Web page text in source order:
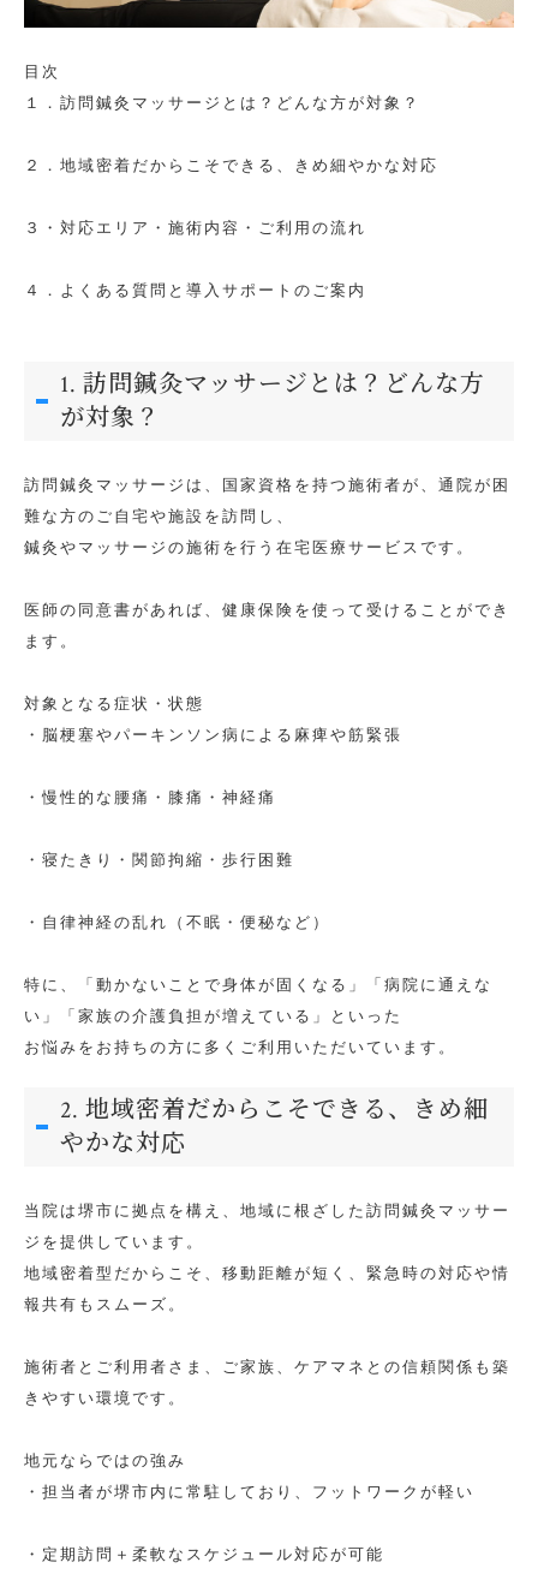
目次
１．訪問鍼灸マッサージとは？どんな方が対象？
２．地域密着だからこそできる、きめ細やかな対応
３・対応エリア・施術内容・ご利用の流れ
４．よくある質問と導入サポートのご案内
1. 訪問鍼灸マッサージとは？どんな方
が対象？
訪問鍼灸マッサージは、国家資格を持つ施術者が、通院が困
難な方のご自宅や施設を訪問し、
鍼灸やマッサージの施術を行う在宅医療サービスです。
医師の同意書があれば、健康保険を使って受けることができ
ます。
対象となる症状・状態
・脳梗塞やパーキンソン病による麻痺や筋緊張
・慢性的な腰痛・膝痛・神経痛
・寝たきり・関節拘縮・歩行困難
・自律神経の乱れ（不眠・便秘など）
特に、「動かないことで身体が固くなる」「病院に通えな
い」「家族の介護負担が増えている」といった
お悩みをお持ちの方に多くご利用いただいています。
2. 地域密着だからこそできる、きめ細
やかな対応
当院は堺市に拠点を構え、地域に根ざした訪問鍼灸マッサー
ジを提供しています。
地域密着型だからこそ、移動距離が短く、緊急時の対応や情
報共有もスムーズ。
施術者とご利用者さま、ご家族、ケアマネとの信頼関係も築
きやすい環境です。
地元ならではの強み
・担当者が堺市内に常駐しており、フットワークが軽い
・定期訪問＋柔軟なスケジュール対応が可能